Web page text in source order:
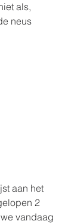
als,
neus
aan het
2
vandaag